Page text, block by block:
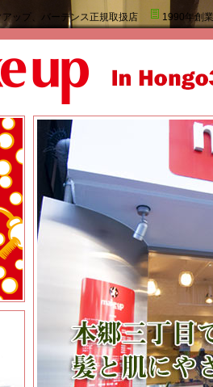
ップ、バーデンス正規取扱店 1990年創